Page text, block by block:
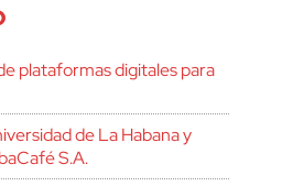
plataformas digitales para
de La Habana y
S.A.